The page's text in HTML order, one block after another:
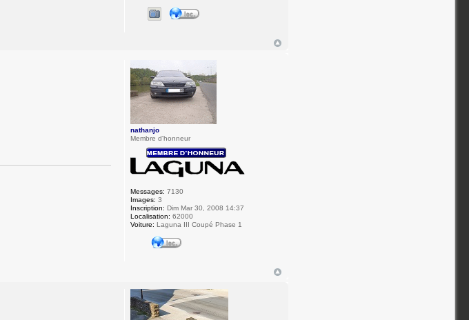
nathanjo
Membre d'honneur
Messages: 7130
Images: 3
Inscription: Dim Mar 30, 2008 14:37
Localisation: 62000
Voiture: Laguna III Coupé Phase 1